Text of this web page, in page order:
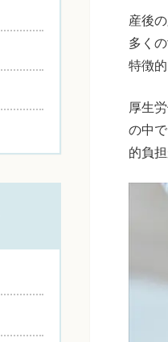
産後
多く
特徴的
厚生
の中
的負